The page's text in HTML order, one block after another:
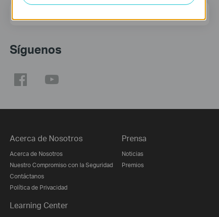
Síguenos
Acerca de Nosotros
Acerca de Nosotros
Nuestro Compromiso con la Seguridad
Contáctanos
Política de Privacidad
Prensa
Noticias
Premios
Learning Center